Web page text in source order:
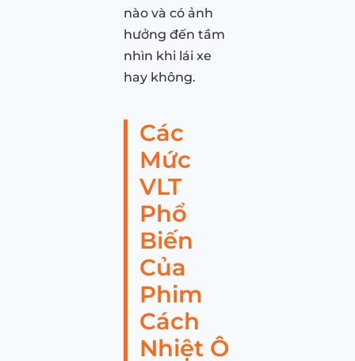
nào và có ảnh
hưởng đến tầm
nhìn khi lái xe
hay không.
Các
Mức
VLT
Phổ
Biến
Của
Phim
Cách
Nhiệt Ô